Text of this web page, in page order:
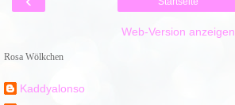
Web-Version anzeigen
Rosa Wölkchen
Kaddyalonso